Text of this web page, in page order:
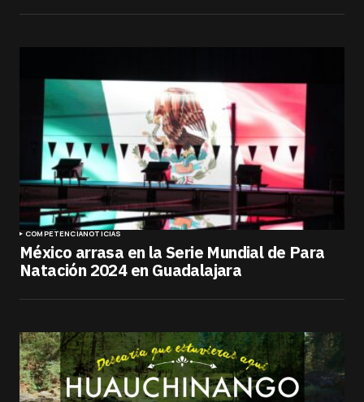
COMPETENCIANOTICIAS
México arrasa en la Serie Mundial de Para
Natación 2024 en Guadalajara